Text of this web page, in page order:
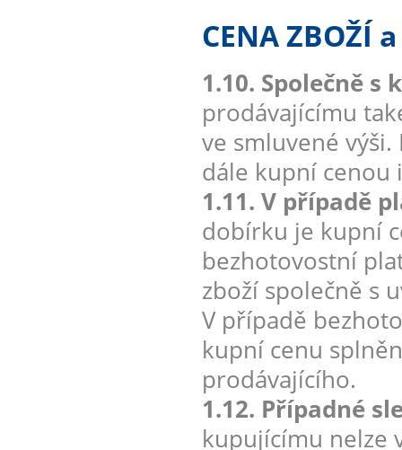
CENA ZBOŽÍ
1.10. Společně s
prodávajícímu
ve smluvené
dále kupní cenou
1.11. V případě
dobírku je kupní
bezhotovostní
zboží společně s
V případě
kupní cenu
prodávajícího.
1.12. Případné
kupujícímu nelze